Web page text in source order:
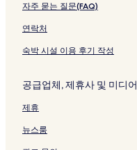
이
지
를
여
크
l
o
w
s
n
N
t
자주 묻는 질문(FAQ)
연락처
숙박 시설 이용 후기 작성
공급업체, 제휴사 및 미디어
제휴
뉴스룸